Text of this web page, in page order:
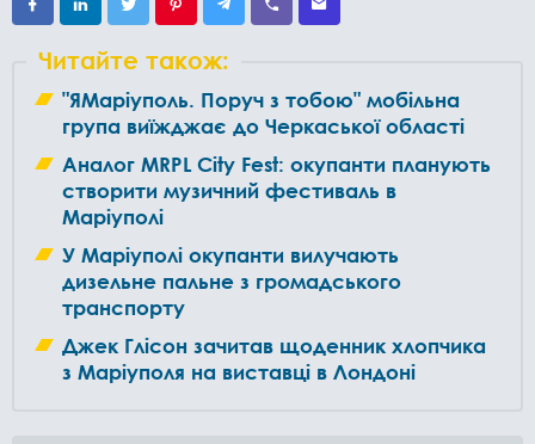
Читайте також:
"ЯМаріуполь. Поруч з тобою" мобільна
група виїжджає до Черкаської області
Аналог MRPL City Fest: окупанти планують
створити музичний фестиваль в
Маріуполі
У Маріуполі окупанти вилучають
дизельне пальне з громадського
транспорту
Джек Глісон зачитав щоденник хлопчика
з Маріуполя на виставці в Лондоні